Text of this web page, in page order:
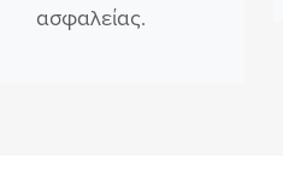
ασφαλείας.